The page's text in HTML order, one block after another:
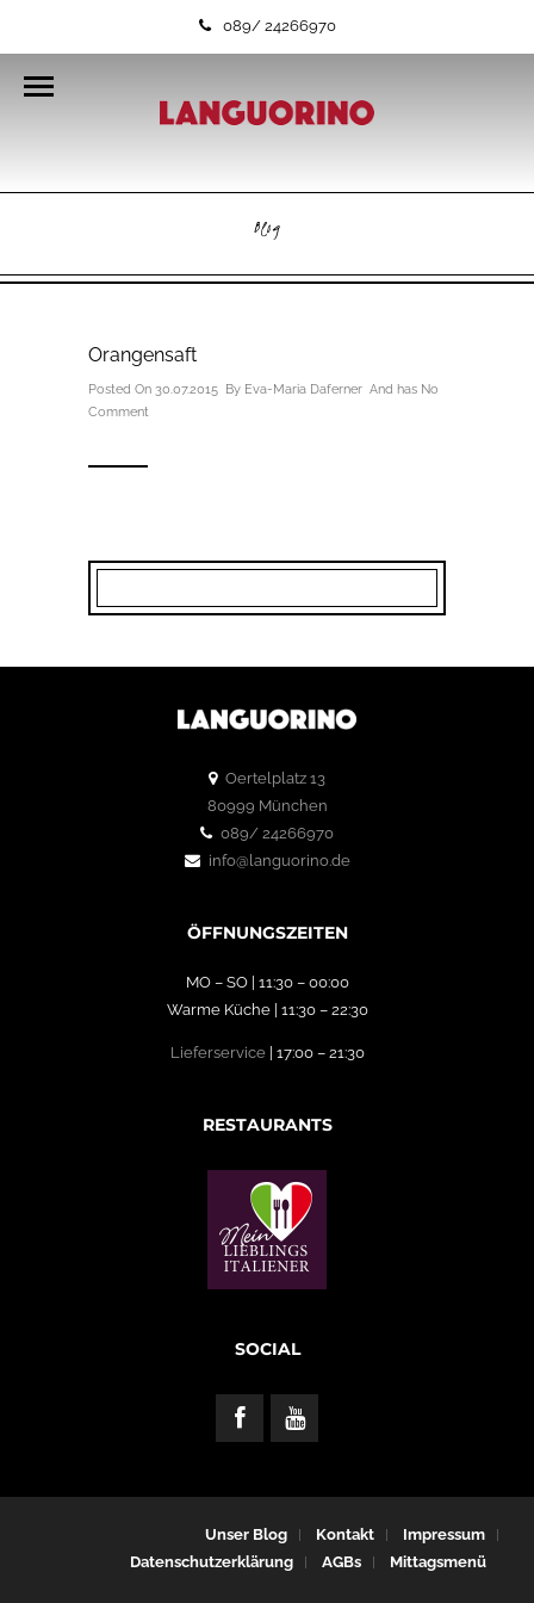
089/ 24266970
Blog
Orangensaft
Posted On 30.07.2015 By Eva-Maria Daferner And has No
Comment
Oertelplatz 13
80999 München
089/ 24266970
info@languorino.de
ÖFFNUNGSZEITEN
MO – SO | 11:30 – 00:00
Warme Küche | 11:30 – 22:30
Lieferservice| 17:00 – 21:30
RESTAURANTS
SOCIAL
Unser Blog Kontakt
Impressum
Datenschutzerklärung
AGBs Mittagsmenü